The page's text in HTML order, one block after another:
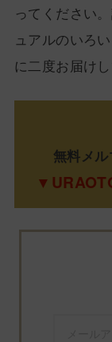
ってください
ュアルのいろ
に二度お届けし
無料メル